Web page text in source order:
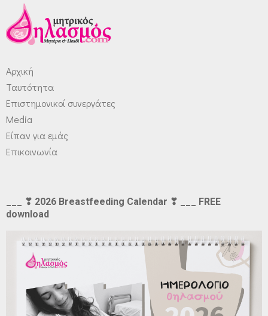
Αρχική
Ταυτότητα
Επιστημονικοί συνεργάτες
Media
Είπαν για εμάς
Επικοινωνία
___ ❣ 2026 Breastfeeding Calendar ❣ ___ FREE
download